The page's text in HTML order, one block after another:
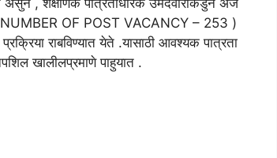
OF POST VACANCY – 253 )
राबविण्यात येते .यासाठी आवश्यक पात्रता
खालीलप्रमाणे पाहुयात .